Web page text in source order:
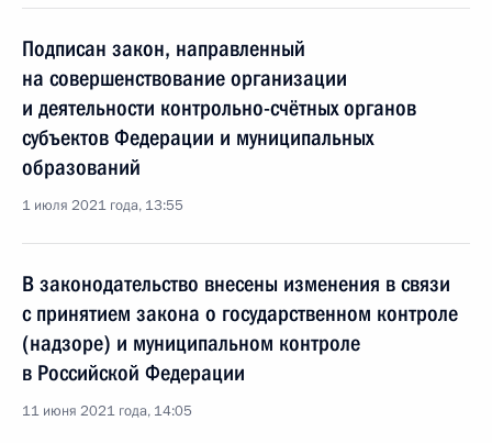
Подписан закон, направленный
на совершенствование организации
и деятельности контрольно-счётных органов
субъектов Федерации и муниципальных
образований
1 июля 2021 года, 13:55
В законодательство внесены изменения в связи
с принятием закона о государственном контроле
(надзоре) и муниципальном контроле
в Российской Федерации
11 июня 2021 года, 14:05